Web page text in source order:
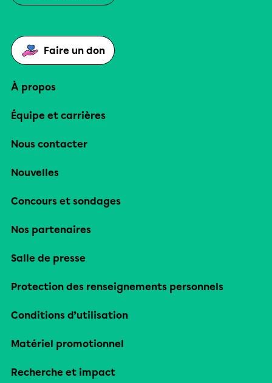
Faire un don
À propos
Équipe et carrières
Nous contacter
Nouvelles
Concours et sondages
Nos partenaires
Salle de presse
Protection des renseignements personnels
Conditions d’utilisation
Matériel promotionnel
Recherche et impact